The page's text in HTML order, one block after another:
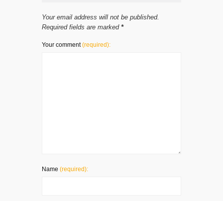
Your email address will not be published.
Required fields are marked *
Your comment(required):
Name (required):